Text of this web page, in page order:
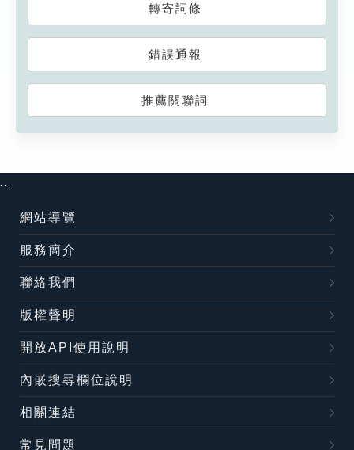
轉寄詞條
錯誤通報
推薦關聯詞
:::
網站導覽
服務簡介
聯絡我們
版權聲明
開放API使用說明
內嵌搜尋欄位說明
相關連結
常見問題